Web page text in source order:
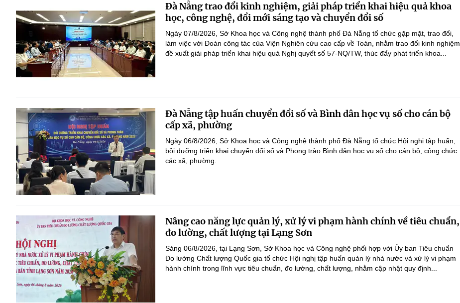
Đà Nẵng trao đổi kinh nghiệm, giải pháp triển khai hiệu quả khoa
học, công nghệ, đổi mới sáng tạo và chuyển đổi số
Ngày 07/8/2026, Sở Khoa học và Công nghệ thành phố Đà Nẵng tổ chức gặp mặt, trao đổi,
làm việc với Đoàn công tác của Viện Nghiên cứu cao cấp về Toán, nhằm trao đổi kinh nghiệm,
đề xuất giải pháp triển khai hiệu quả Nghị quyết số 57-NQ/TW, thúc đẩy phát triển khoa...
Đà Nẵng tập huấn chuyển đổi số và Bình dân học vụ số cho cán bộ
cấp xã, phường
Ngày 06/8/2026, Sở Khoa học và Công nghệ thành phố Đà Nẵng tổ chức Hội nghị tập huấn,
bồi dưỡng triển khai chuyển đổi số và Phong trào Bình dân học vụ số cho cán bộ, công chức
các xã, phường.
Nâng cao năng lực quản lý, xử lý vi phạm hành chính về tiêu chuẩn,
đo lường, chất lượng tại Lạng Sơn
Sáng 06/8/2026, tại Lạng Sơn, Sở Khoa học và Công nghệ phối hợp với Ủy ban Tiêu chuẩn
Đo lường Chất lượng Quốc gia tổ chức Hội nghị tập huấn quản lý nhà nước và xử lý vi phạm
hành chính trong lĩnh vực tiêu chuẩn, đo lường, chất lượng, nhằm cập nhật quy định...